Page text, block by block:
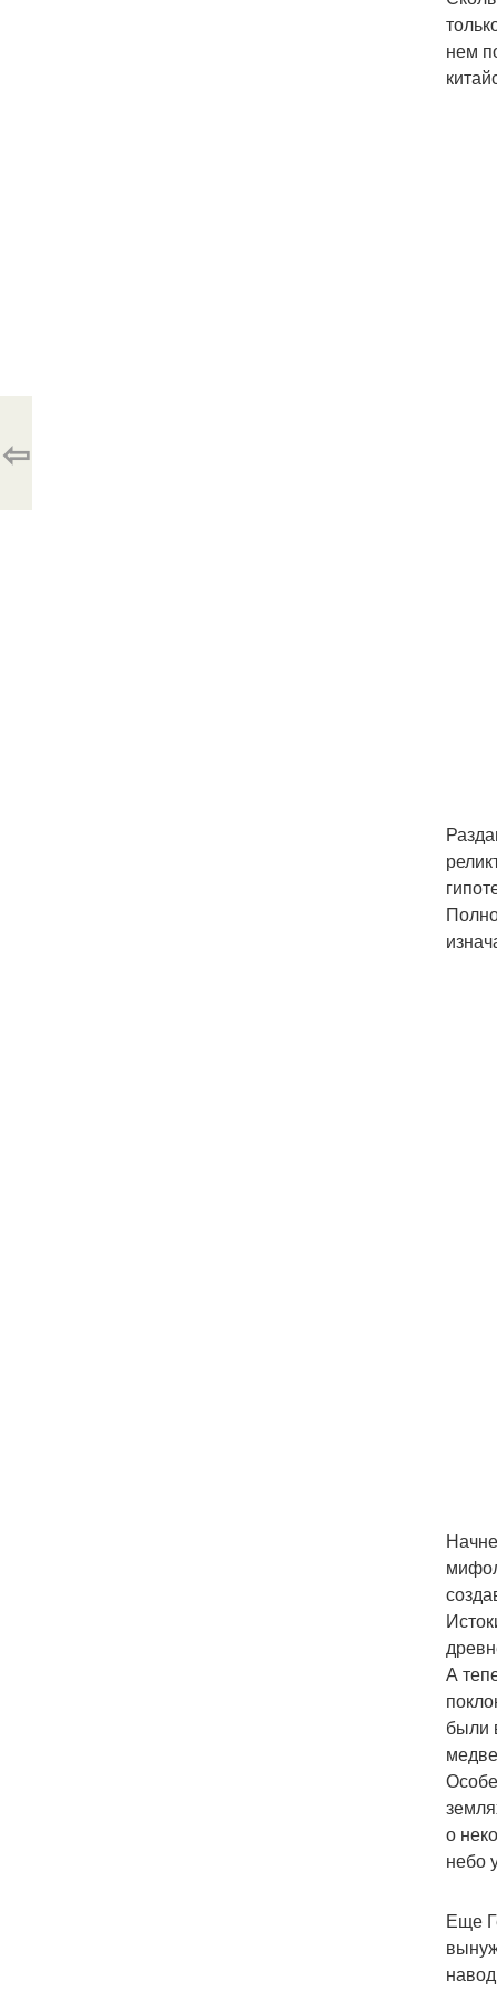
нем
А
были
о
небо
Еще
⇦